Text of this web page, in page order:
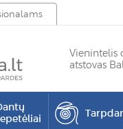
Vienintelis
atstovas